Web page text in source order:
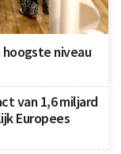
niveau
van 1,6 miljard
Europees